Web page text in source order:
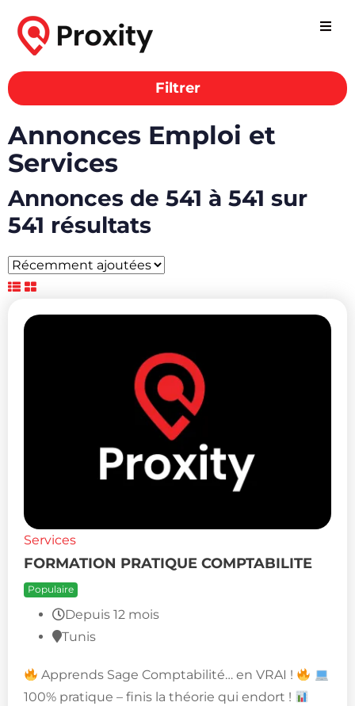
Filtrer
Annonces Emploi et
Services
Annonces de 541 à 541 sur
541 résultats
Services
FORMATION PRATIQUE COMPTABILITE
Populaire
Depuis 12 mois
Tunis
Apprends Sage Comptabilité… en VRAI !
100% pratique – finis la théorie qui endort !